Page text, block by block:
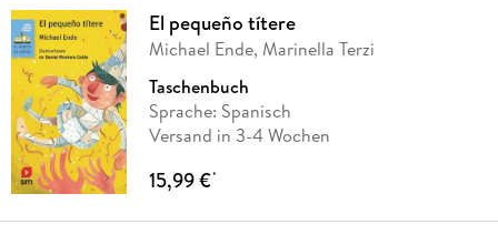
El pequeño títere
Michael Ende, Marinella Terzi
Taschenbuch
Sprache: Spanisch
Versand in 3-4 Wochen
15,99 €*